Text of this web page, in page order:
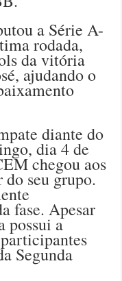
a Série A-
rodada,
da vitória
ajudando o
diante do
dia 4 de
chegou aos
seu grupo.
fase. Apesar
possui a
Segunda